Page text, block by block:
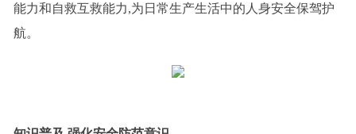
能力和自救互救能力,为日常生产生活中的人身安全保驾护
航。